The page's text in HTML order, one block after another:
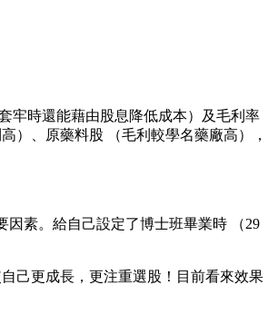
牢時還能藉由股息降低成本）及毛利率
）、原藥料股 （毛利較學名藥廠高），
素。給自己設定了博士班畢業時 （29
己更成長，更注重選股！目前看來效果